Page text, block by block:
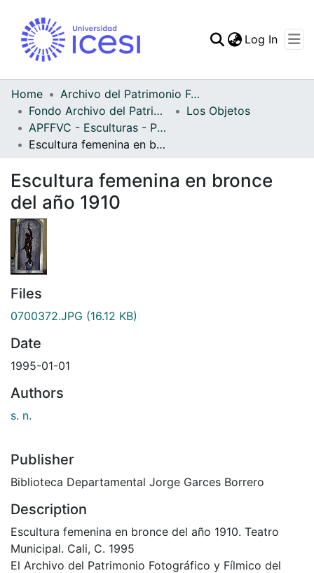
Statistics
Log In
Home
Archivo del Patrimonio Fotográfico y Fílmico del Valle del Cauca
Fondo Archivo del Patrimonio Fotográfico y Fílmico del Valle del Cauca
Los Objetos
APFFVC - Esculturas - Patrimonial
Escultura femenina en bronce del año 1910
Escultura femenina en bronce
del año 1910
Files
0700372.JPG (16.12 KB)
Date
1995-01-01
Authors
s. n.
Publisher
Biblioteca Departamental Jorge Garces Borrero
Description
Escultura femenina en bronce del año 1910. Teatro
Municipal. Cali, C. 1995
El Archivo del Patrimonio Fotográfico y Fílmico del